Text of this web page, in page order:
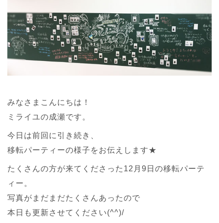
みなさまこんにちは！
ミライユの成瀬です。
今日は前回に引き続き、
移転パーティーの様子をお伝えします★
たくさんの方が来てくださった12月9日の移転パーテ
ィー。
写真がまだまだたくさんあったので
本日も更新させてください(^^)/